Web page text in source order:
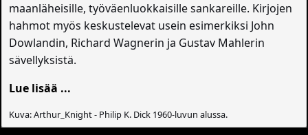
maanläheisille, työväenluokkaisille sankareille. Kirjojen
hahmot myös keskustelevat usein esimerkiksi John
Dowlandin, Richard Wagnerin ja Gustav Mahlerin
sävellyksistä.
Lue lisää ...
Kuva: Arthur_Knight - Philip K. Dick 1960-luvun alussa.